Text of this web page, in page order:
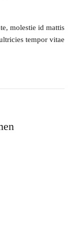
molestie id mattis
tempor vitae